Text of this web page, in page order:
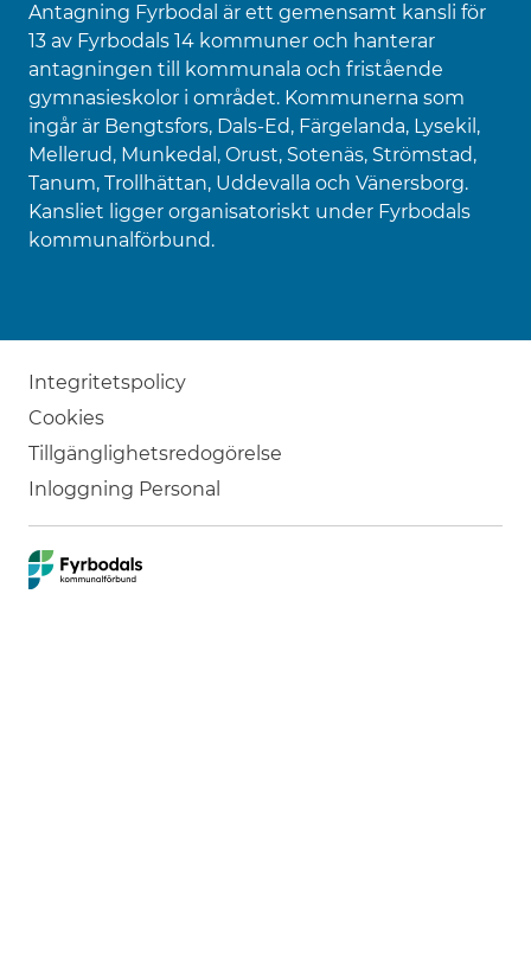
Antagning Fyrbodal är ett gemensamt kansli för
13 av Fyrbodals 14 kommuner och hanterar
antagningen till kommunala och fristående
gymnasieskolor i området. Kommunerna som
ingår är Bengtsfors, Dals-Ed, Färgelanda, Lysekil,
Mellerud, Munkedal, Orust, Sotenäs, Strömstad,
Tanum, Trollhättan, Uddevalla och Vänersborg.
Kansliet ligger organisatoriskt under Fyrbodals
kommunalförbund.
Integritetspolicy
Cookies
Tillgänglighetsredogörelse
Inloggning Personal